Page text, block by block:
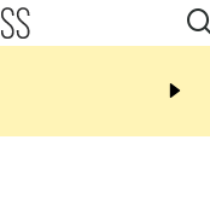
21:08
et Turquie scellent un